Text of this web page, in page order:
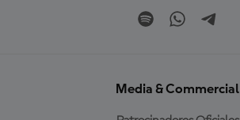
Media & Commercial